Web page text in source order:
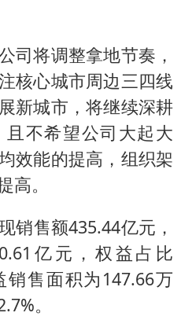
：台湾从来没有“独立”过
披荆斩棘2026》名单
人民的健康、体质、幸福一脉相承
司将调整拿地节奏，
核心城市周边三四线
新城市，将继续深耕
不希望公司大起大
效能的提高，组织架
高。
销售额435.44亿元，
亿元，权益占比
销售面积为147.66万
。